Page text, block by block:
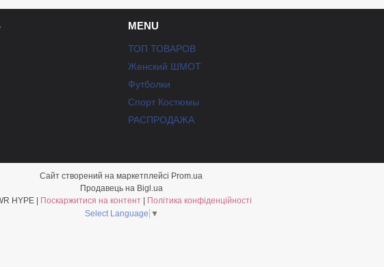
MENU
ТОП ТОВАРОВ
Женский ШМОТ
Футболки
Спорт Костюмы
РАСПРОДАЖА
Сайт створений на маркетплейсі Prom.ua
Продавець на Bigl.ua
Поскаржитися на контент
Політика конфіденційності
Select Language ▼